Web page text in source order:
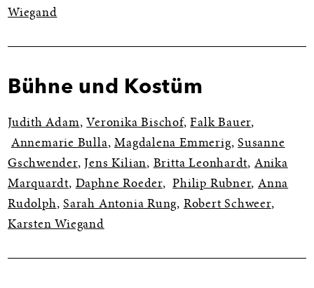
Wiegand
Bühne und Kostüm
Judith Adam, Veronika Bischof,Falk Bauer,
Annemarie Bulla,Magdalena Emmerig,Susanne
Gschwender, Jens Kilian, Britta Leonhardt, Anika
Marquardt, Daphne Roeder,Philip Rubner,Anna
Rudolph,Sarah Antonia Rung, Robert Schweer,
Karsten Wiegand